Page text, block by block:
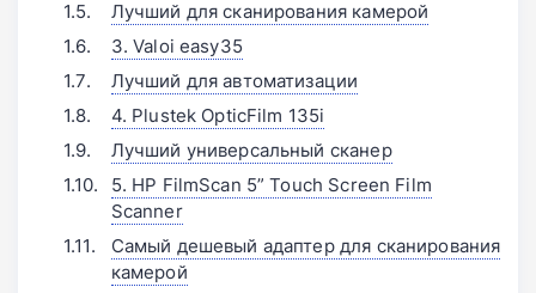
Лучший для сканирования камерой
3. Valoi easy35
Лучший для автоматизации
4. Plustek OpticFilm 135i
Лучший универсальный сканер
5. HP FilmScan 5” Touch Screen Film
Scanner
Самый дешевый адаптер для сканирования
камерой